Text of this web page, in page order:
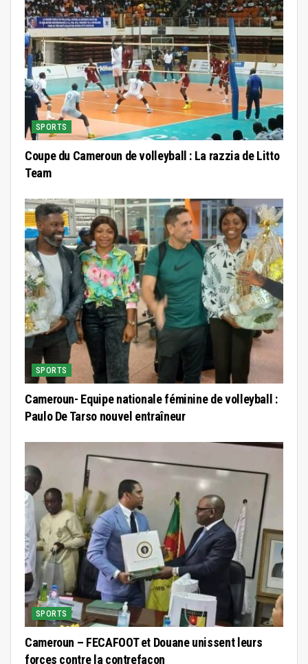
SPORTS
Coupe du Cameroun de volleyball : La razzia de Litto
Team
SPORTS
Cameroun- Equipe nationale féminine de volleyball :
Paulo De Tarso nouvel entraîneur
SPORTS
Cameroun – FECAFOOT et Douane unissent leurs
forces contre la contrefaçon